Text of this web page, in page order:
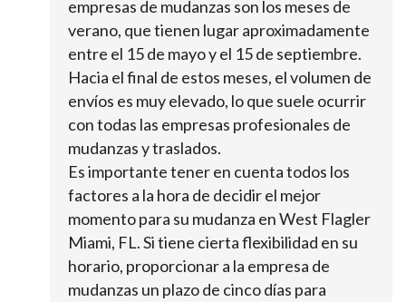
empresas de mudanzas son los meses de
verano, que tienen lugar aproximadamente
entre el 15 de mayo y el 15 de septiembre.
Hacia el final de estos meses, el volumen de
envíos es muy elevado, lo que suele ocurrir
con todas las empresas profesionales de
mudanzas y traslados.
Es importante tener en cuenta todos los
factores a la hora de decidir el mejor
momento para su mudanza en West Flagler
Miami, FL. Si tiene cierta flexibilidad en su
horario, proporcionar a la empresa de
mudanzas un plazo de cinco días para